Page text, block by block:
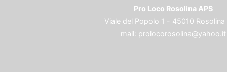
Pro Loco Rosolina APS
Viale del Popolo 1 - 45010 Rosolina
mail: prolocorosolina@yahoo.it